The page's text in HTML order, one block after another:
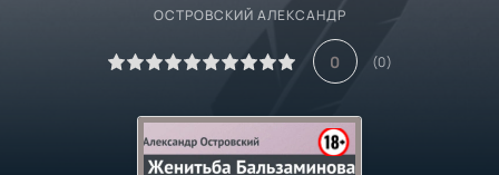
ОСТРОВСКИЙ АЛЕКСАНДР
0 (0)